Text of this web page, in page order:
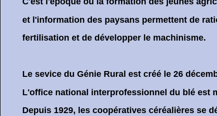
et l'information des paysans permettent de
fertilisation et de développer le machinisme.
Le sevice du Génie Rural est créé le 26
L'office national interprofessionnel du blé est
Depuis 1929, les coopératives céréalières se